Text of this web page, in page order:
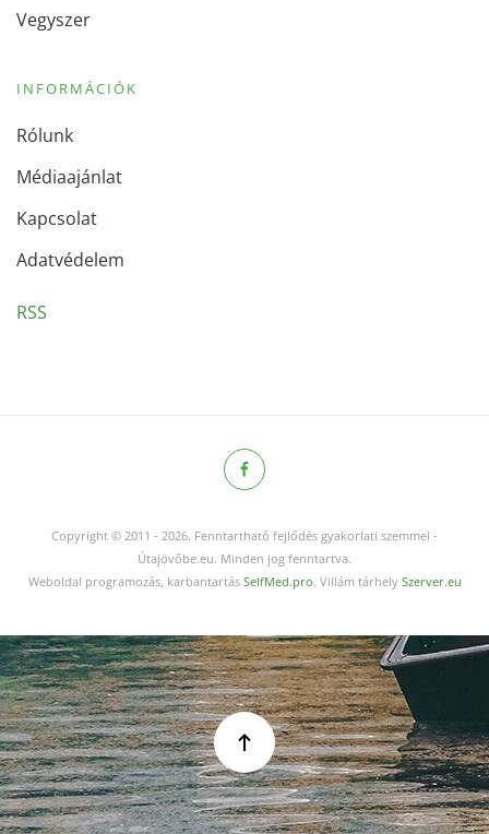
Vegyszer
INFORMÁCIÓK
Rólunk
Médiaajánlat
Kapcsolat
Adatvédelem
RSS
Copyright © 2011 - 2026. Fenntartható fejlődés gyakorlati szemmel -
Útajövőbe.eu. Minden jog fenntartva.
Weboldal programozás, karbantartás SelfMed.pro. Villám tárhely Szerver.eu